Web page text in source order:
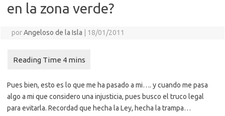
en la zona verde?
porAngeloso de la Isla 18/01/2011
Pues bien, esto es lo que me ha pasado a mi…. y cuando me pasa
algo a mi que considero una injusticia, pues busco el truco legal
para evitarla. Recordad que hecha la Ley, hecha la trampa…